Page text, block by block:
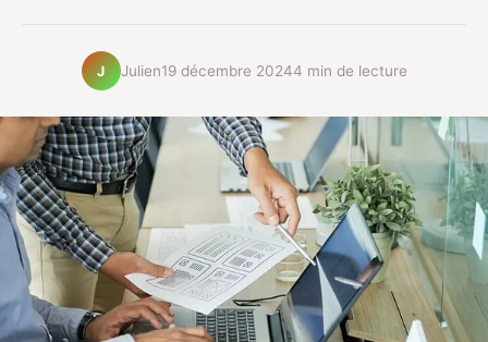
J Julien19 décembre 20244 min de lecture